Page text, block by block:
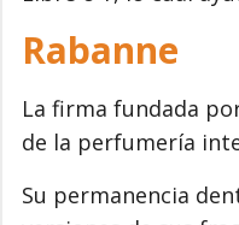
Rabanne
La firma fundada
de la perfumería
Su permanencia